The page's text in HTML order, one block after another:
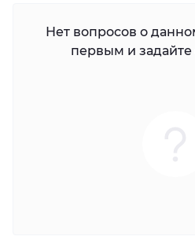
Нет вопросов о
первым и задайте